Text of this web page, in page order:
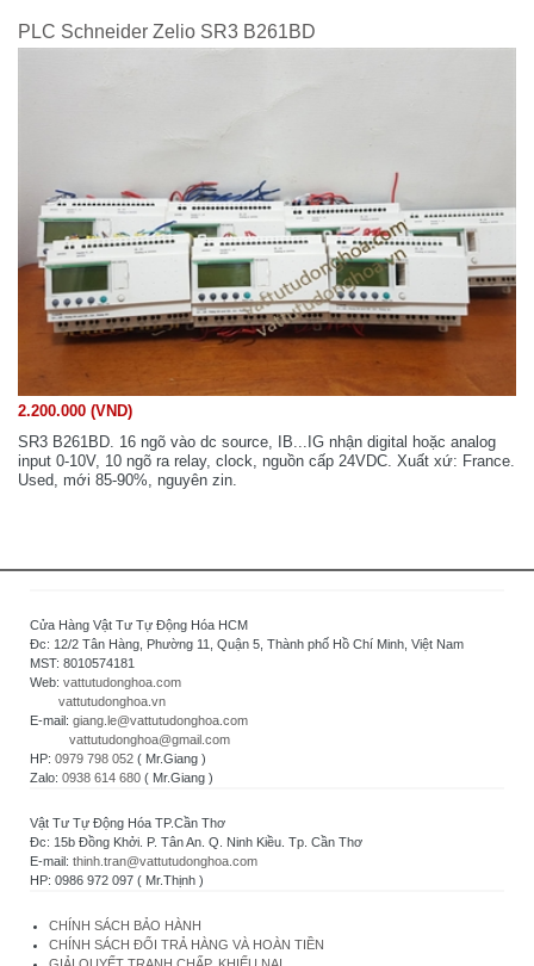
PLC Schneider Zelio SR3 B261BD
2.200.000 (VND)
SR3 B261BD. 16 ngõ vào dc source, IB...IG nhận digital hoặc analog
input 0-10V, 10 ngõ ra relay, clock, nguồn cấp 24VDC. Xuất xứ: France.
Used, mới 85-90%, nguyên zin.
Cửa Hàng Vật Tư Tự Động Hóa HCM
Đc: 12/2 Tân Hàng, Phường 11, Quận 5, Thành phố Hồ Chí Minh, Việt Nam
MST: 8010574181
Web: vattutudonghoa.com
vattutudonghoa.vn
E-mail: giang.le@vattutudonghoa.com
vattutudonghoa@gmail.com
HP: 0979 798 052 ( Mr.Giang )
Zalo: 0938 614 680 ( Mr.Giang )
Vật Tư Tự Động Hóa TP.Cần Thơ
Đc: 15b Đồng Khởi. P. Tân An. Q. Ninh Kiều. Tp. Cần Thơ
E-mail: thinh.tran@vattutudonghoa.com
HP: 0986 972 097 ( Mr.Thịnh )
CHÍNH SÁCH BẢO HÀNH
CHÍNH SÁCH ĐỔI TRẢ HÀNG VÀ HOÀN TIỀN